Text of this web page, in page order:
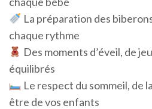
La préparation des
chaque rythme
Des moments d’éveil, de
équilibrés
Le respect du sommeil, de
être de vos enfants